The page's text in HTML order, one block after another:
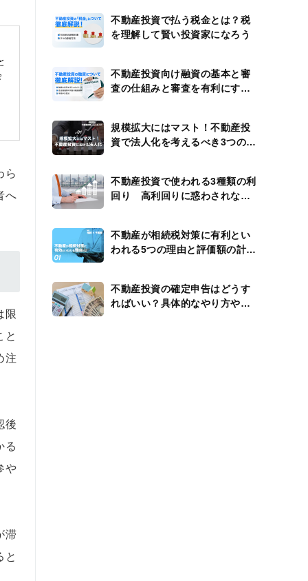
ら
へ
限
と
注
後
る
や
滞
と
不動産投資で払う税金とは？税
を理解して賢い投資家になろう
不動産投資向け融資の基本と審
査の仕組みと審査を有利にする
規模拡大にはマスト！不動産投
資で法人化を考えるべき3つのタ
不動産投資で使われる3種類の利
回り 高利回りに惑わされない
不動産が相続税対策に有利とい
われる5つの理由と評価額の計算
不動産投資の確定申告はどうす
ればいい？具体的なやり方や還